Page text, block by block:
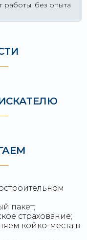
работы: без опыта
пакет;
страхование;
койко-места в